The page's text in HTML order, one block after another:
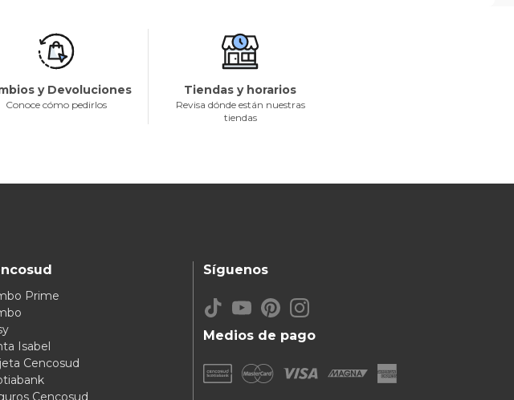
y Devoluciones
Conoce cómo pedirlos
Tiendas y horarios
Revisa dónde están nuestras
tiendas
Prime
Isabel
Cencosud
Cencosud
Medios de pago
Síguenos